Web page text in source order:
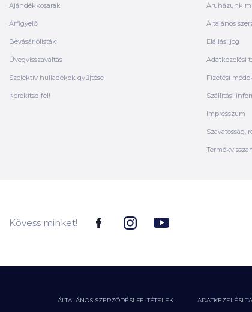
Ajándékkosarak
Árfigyelő
Bevásárlólisták
Üvegvisszaváltás
Szelektív hulladékok gyűjtése
Kerekítsd fel!
Áruházunk
Általános
Elállási jog
Adatkezelési
Fizetési
Szállítási
Impresszum
Szavatosság,
Kövess minket!
ÁLTALÁNOS SZERZŐDÉSI FELTÉTELEK ADATKEZELÉSI